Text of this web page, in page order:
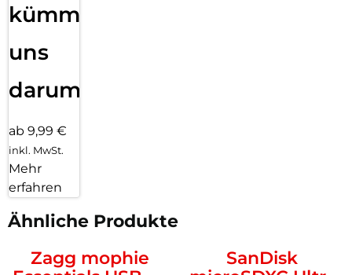
kümmern
uns
darum!
ab 9,99 €
inkl. MwSt.
Mehr
erfahren
Ähnliche Produkte
Zagg mophie
SanDisk